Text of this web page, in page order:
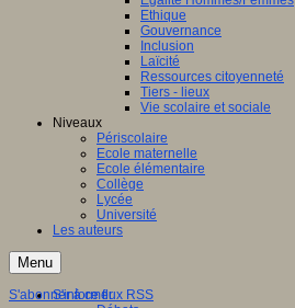
Ethique
Gouvernance
Inclusion
Laïcité
Ressources citoyenneté
Tiers - lieux
Vie scolaire et sociale
Niveaux
Périscolaire
Ecole maternelle
Ecole élémentaire
Collège
Lycée
Université
Les auteurs
Menu
S'informer
S'abonner à ce flux RSS